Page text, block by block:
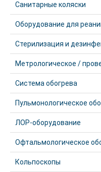
Санитарные коляски
Оборудование для
Стерилизация и
Метрологическое /
Система обогрева
Пульмонологическое
ЛОР-оборудование
Офтальмологическое
Кольпоскопы